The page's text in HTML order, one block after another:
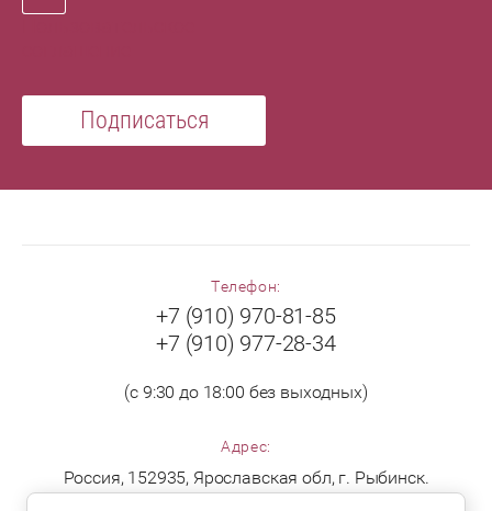
Подписаться
Телефон:
+7 (910) 970-81-85
+7 (910) 977-28-34
(с 9:30 до 18:00 без выходных)
Адрес:
Россия, 152935, Ярославская обл, г. Рыбинск.